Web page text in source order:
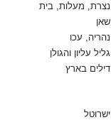
נצרת, מעלות, בית
שאן
נהריה, עכו
גליל עליון והגולן
דילים בארץ
ישרוטל